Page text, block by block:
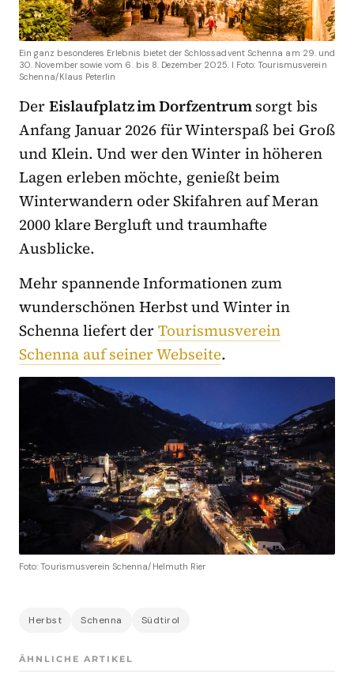
Ein ganz besonderes Erlebnis bietet der Schlossadvent Schenna am 29. und
30. November sowie vom 6. bis 8. Dezember 2025. I Foto: Tourismusverein
Schenna/Klaus Peterlin
DerEislaufplatz im Dorfzentrumsorgt bis
Anfang Januar 2026 für Winterspaß bei Groß
und Klein. Und wer den Winter in höheren
Lagen erleben möchte, genießt beim
Winterwandern oder Skifahren auf Meran
2000 klare Bergluft und traumhafte
Ausblicke.
Mehr spannende Informationen zum
wunderschönen Herbst und Winter in
Schenna liefert derTourismusverein
Schenna auf seiner Webseite.
Foto: Tourismusverein Schenna/Helmuth Rier
Herbst Schenna Südtirol
ÄHNLICHE ARTIKEL